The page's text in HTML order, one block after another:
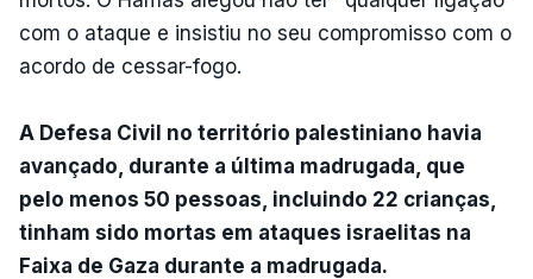
com o ataque e insistiu no seu compromisso com o
acordo de cessar-fogo.
A Defesa Civil no território palestiniano havia
avançado, durante a última madrugada, que
pelo menos 50 pessoas, incluindo 22 crianças,
tinham sido mortas em ataques israelitas na
Faixa de Gaza durante a madrugada.